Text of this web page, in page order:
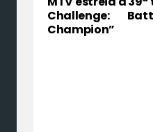
Challenge:
Champion”